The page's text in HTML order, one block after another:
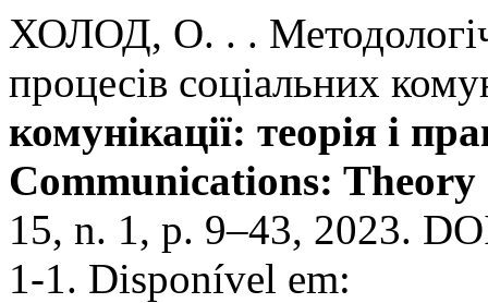
ХОЛОД, О. . .
процесів соціальних
комунікації: теорія і
Communications: Theory
15, n. 1, p. 9–43, 2023.
1-1. Disponível em: